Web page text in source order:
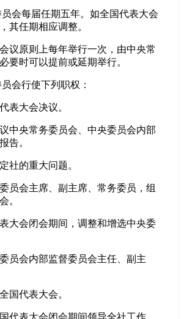
会每届任期五年。如全国代表大会
其任期相应调整。
议原则上每年举行一次，由中央常
要时可以提前或延期举行。
会行使下列职权：
表大会决议。
中央常务委员会、中央委员会内部
告。
社的重大问题。
员会主席、副主席、常务委员，组
。
大会闭会期间，调整和增选中央委
员会内部监督委员会主任、副主
国代表大会。
代表大会闭会期间领导全社工作。